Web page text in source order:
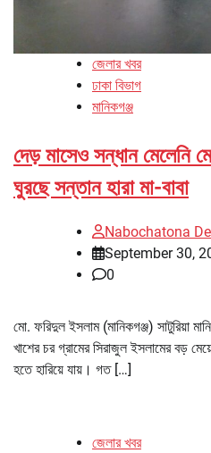
জেলার খবর
ঢাকা বিভাগ
মানিকগঞ্জ
দেড় মাসেও সন্ধান মেলেনি
ঘুরছে সন্তান হারা মা-বাবা
Nabochatona
September 30,
0
মো. ফরিদুল ইসলাম (মানিকগঞ্জ) সাটুরিয়া
খাশের চর গ্রামের সিরাজুল ইসলামের বড়
হতে হারিয়ে যায়। গত […]
জেলার খবর